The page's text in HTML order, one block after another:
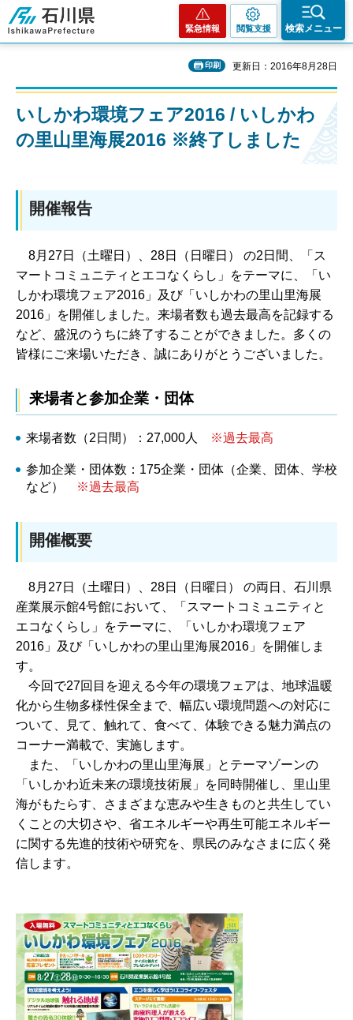
石川県
緊急情報 閲覧支援 検索メニュー
印刷 更新日：2016年8月28日
いしかわ環境フェア2016 / いしかわ
の里山里海展2016 ※終了しました
開催報告
8月27日（土曜日）、28日（日曜日） の2日間、「ス
マートコミュニティとエコなくらし」をテーマに、「い
しかわ環境フェア2016」及び「いしかわの里山里海展
2016」を開催しました。来場者数も過去最高を記録する
など、盛況のうちに終了することができました。多くの
皆様にご来場いただき、誠にありがとうございました。
来場者と参加企業・団体
来場者数（2日間）：27,000人 ※過去最高
参加企業・団体数：175企業・団体（企業、団体、学校
など）
※過去最高
開催概要
8月27日（土曜日）、28日（日曜日） の両日、石川県
産業展示館4号館において、「スマートコミュニティと
エコなくらし」をテーマに、「いしかわ環境フェア
2016」及び「いしかわの里山里海展2016」を開催しま
す。
今回で27回目を迎える今年の環境フェアは、地球温暖
化から生物多様性保全まで、幅広い環境問題への対応に
ついて、見て、触れて、食べて、体験できる魅力満点の
コーナー満載で、実施します。
また、「いしかわの里山里海展」とテーマゾーンの
「いしかわ近未来の環境技術展」を同時開催し、里山里
海がもたらす、さまざまな恵みや生きものと共生してい
くことの大切さや、省エネルギーや再生可能エネルギー
に関する先進的技術や研究を、県民のみなさまに広く発
信します。